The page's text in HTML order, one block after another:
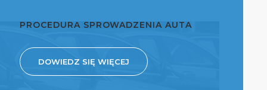
PROCEDURA SPROWADZENIA AUTA
DOWIEDZ SIĘ WIĘCEJ